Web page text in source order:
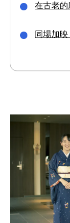
在古老的
同場加映